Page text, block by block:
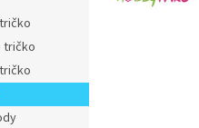
tričko
hvězdiček.